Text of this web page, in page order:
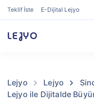
Teklif İste E-Dijital Lejyo
LEJYO
Lejyo Lejyo
Lejyo ile Dijitalde